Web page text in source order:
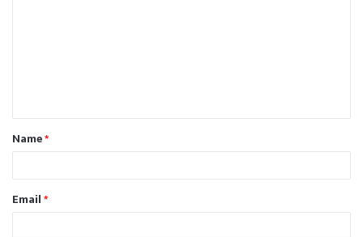
t
*Name*
Email*